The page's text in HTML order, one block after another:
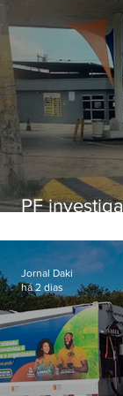
PF
secretário
Jornal Daki
há 2 dias